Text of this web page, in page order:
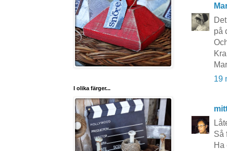
på
19
Så
Ha
I olika färger...